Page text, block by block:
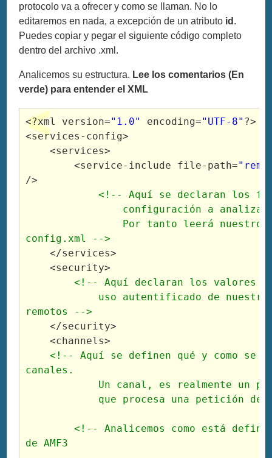
protocolo va a ofrecer y como se llaman. No lo
editaremos en nada, a excepción de un atributo id .
Puedes copiar y pegar el siguiente código completo
dentro del archivo .xml.
Analicemos su estructura. Lee los comentarios (En
verde) para entender el XML
<?xml version="1.0" encoding="UTF-8" ?>
<services -config>
<services>
<service-include file-path=
/>
<!-- Aquí se declaran los
configuración a
Por tanto leerá nuestro
config.xml -->
</services>
<security>
<!-- Aquí declaran los valores
uso autentificado de nuestros
remotos -->
</security>
<channels>
<!-- Aquí se definen qué y como se
canales.
Un canal, es realmente un
que procesa una petición de
<!-- Analicemos como está
de AMF3